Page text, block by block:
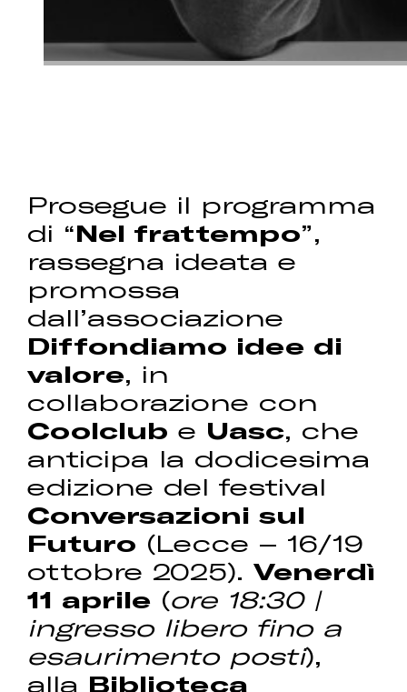
Prosegue il programma
di “Nel frattempo”,
rassegna ideata e
promossa
dall’associazione
Diffondiamo idee di
valore, in
collaborazione con
Coolclub e Uasc, che
anticipa la dodicesima
edizione del festival
Conversazioni sul
Futuro (Lecce – 16/19
ottobre 2025).Venerdì
11 aprile (ore 18:30 |
ingresso libero fino a
esaurimento posti),
alla Biblioteca